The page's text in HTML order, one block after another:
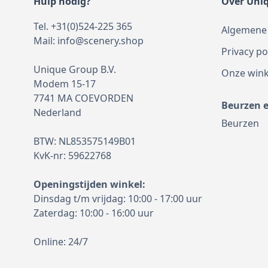
Tel. +31(0)524-225 365
Mail: info@scenery.shop
Unique Group B.V.
Modem 15-17
7741 MA COEVORDEN
Nederland
BTW: NL853575149B01
KvK-nr: 59622768
Openingstijden winkel:
Dinsdag t/m vrijdag: 10:00 - 17:00 uur
Zaterdag: 10:00 - 16:00 uur
Online: 24/7
Privacy
Onze
Beurzen
Beurzen